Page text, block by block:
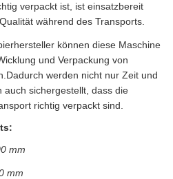
verpackt ist, ist einsatzbereit
während des Transports.
können diese Maschine
und Verpackung von
werden nicht nur Zeit und
auch sichergestellt, dass die
richtig verpackt sind.
mm
mm